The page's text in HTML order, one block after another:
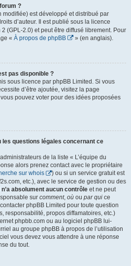
?
est développé et distribué par
d’auteur. Il est publié sous la licence
(GPL-2.0) et peut être diffusé librement. Pour
« À propos de phpBB » (en anglais).
pas disponible ?
sous licence par phpBB Limited. Si vous
d’être ajoutée, visitez la page
pouvez voter pour des idées proposées
les questions légales concernant ce
de la liste « L’équipe du
alors prenez contact avec le propriétaire
sur whois
) ou si un service gratuit est
etc.), avec le service de gestion ou des
n’a absolument aucun contrôle et ne peut
sur comment, où ou par qui ce
phpBB Limited pour toute question
responsabilité, propos diffamatoires, etc.)
phpbb.com ou au logiciel phpBB lui-
au groupe phpBB à propos de l’utilisation
vous devez vous attendre à une réponse
du tout.